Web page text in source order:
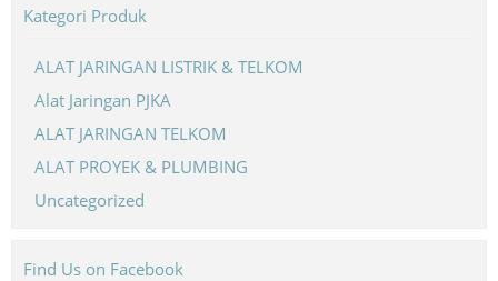
Kategori Produk
ALAT JARINGAN LISTRIK & TELKOM
Alat Jaringan PJKA
ALAT JARINGAN TELKOM
ALAT PROYEK & PLUMBING
Uncategorized
Find Us on Facebook